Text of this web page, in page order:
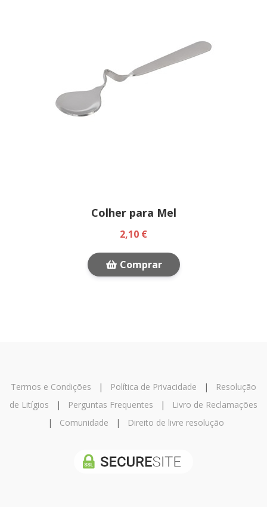
Colher para Mel
2,10 €
Comprar
Termos e Condições | Política de Privacidade |
Resolução
de Litígios | Perguntas Frequentes |
Livro de Reclamações
| Comunidade | Direito de livre resolução